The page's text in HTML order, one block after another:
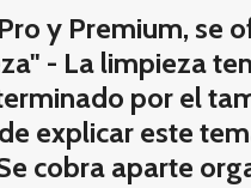
y Premium, se
- La limpieza
por el
explicar este
cobra aparte